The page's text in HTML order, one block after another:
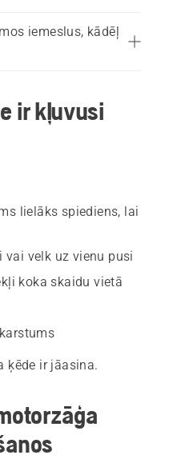
iemeslus, kādēļ
ir kļuvusi
lielāks spiediens, lai
vai velk uz vienu pusi
koka skaidu vietā
ķēde ir jāasina.